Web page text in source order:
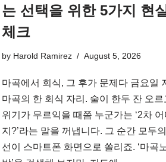
는 선택을 위한 5가지 현실
체크
by Harold Ramirez August 5, 2026
마곡에서 회식, 그 후가 문제다 금요일
마곡의 한 회식 자리. 술이 한두 잔 오르
위기가 무르익을 때쯤 누군가는 ‘2차
지?’라는 말을 꺼냅니다. 그 순간 모두의
선이 스마트폰 화면으로 쏠리죠. ‘마곡